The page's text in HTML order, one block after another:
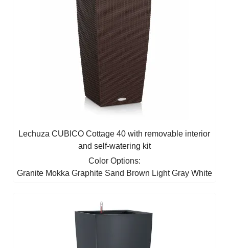
Lechuza CUBICO Cottage 40 with removable interior
and self-watering kit
Color Options:
Granite Mokka Graphite Sand Brown Light Gray White